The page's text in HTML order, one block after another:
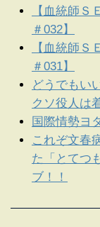
【血統師Ｓ
＃032】
【血統師Ｓ
＃031】
どうでもい
クソ役人は
国際情勢ヨ
これぞ文春
た「とてつ
ブ！！